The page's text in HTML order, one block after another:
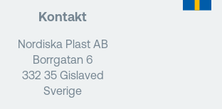
Kontakt
Nordiska Plast AB
Borrgatan 6
332 35 Gislaved
Sverige